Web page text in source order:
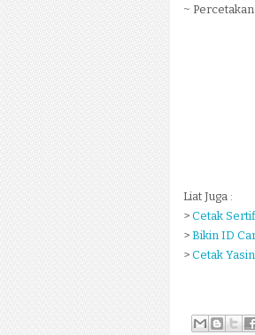
~
Liat Juga :
> Cetak
> Bikin ID
> Cetak